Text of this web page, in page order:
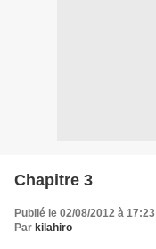
Chapitre 3
Publié le 02/08/2012 à 17:23
Par kilahiro